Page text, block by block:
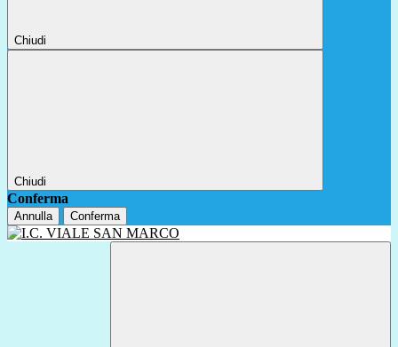
Chiudi
Chiudi
Conferma
Annulla Conferma